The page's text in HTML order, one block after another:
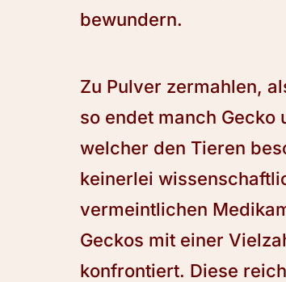
bewundern.
Zu Pulver zermahlen,
so endet manch
welcher den Tieren
keinerlei
vermeintlichen
Geckos mit einer
konfrontiert. Diese